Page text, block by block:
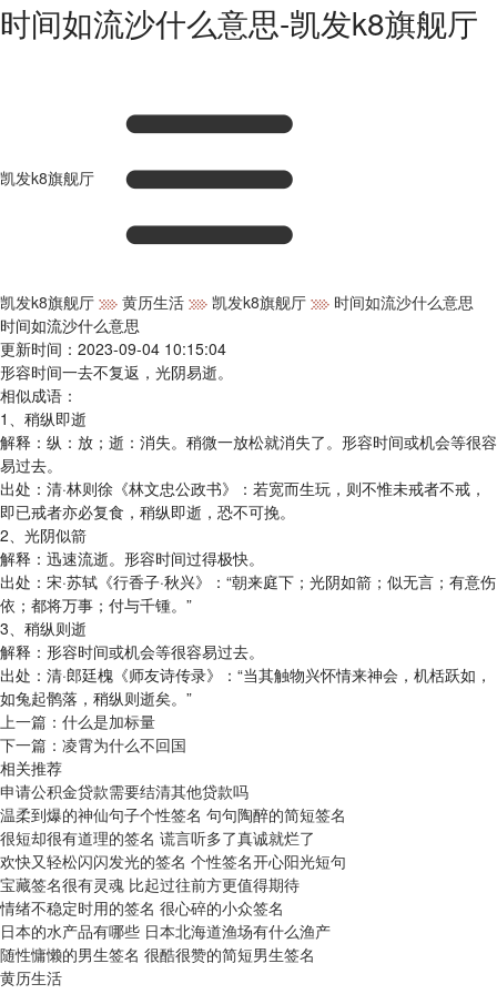
时间如流沙什么意思-凯发k8旗舰厅
凯发k8旗舰厅
凯发k8旗舰厅 黄历生活 凯发k8旗舰厅
时间如流沙什么意思
时间如流沙什么意思
更新时间：2023-09-04 10:15:04
形容时间一去不复返，光阴易逝。
相似成语：
1、稍纵即逝
解释：纵：放；逝：消失。稍微一放松就消失了。形容时间或机会等很容
易过去。
出处：清·林则徐《林文忠公政书》：若宽而生玩，则不惟未戒者不戒，
即已戒者亦必复食，稍纵即逝，恐不可挽。
2、光阴似箭
解释：迅速流逝。形容时间过得极快。
出处：宋·苏轼《行香子·秋兴》：“朝来庭下；光阴如箭；似无言；有意伤
依；都将万事；付与千锺。”
3、稍纵则逝
解释：形容时间或机会等很容易过去。
出处：清·郎廷槐《师友诗传录》：“当其触物兴怀情来神会，机栝跃如，
如兔起鹘落，稍纵则逝矣。”
上一篇： 什么是加标量
下一篇： 凌霄为什么不回国
相关推荐
申请公积金贷款需要结清其他贷款吗
温柔到爆的神仙句子个性签名 句句陶醉的简短签名
很短却很有道理的签名 谎言听多了真诚就烂了
欢快又轻松闪闪发光的签名 个性签名开心阳光短句
宝藏签名很有灵魂 比起过往前方更值得期待
情绪不稳定时用的签名 很心碎的小众签名
日本的水产品有哪些 日本北海道渔场有什么渔产
随性慵懒的男生签名 很酷很赞的简短男生签名
黄历生活